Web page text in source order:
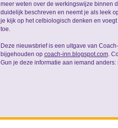
meer weten over de werkingswijze binnen
duidelijk beschreven en neemt je als leek
je kijk op het celbiologisch denken en
toe.
Deze nieuwsbrief is een uitgave van
bijgehouden op coach-inn.blogspot.com.
Gun je deze informatie aan iemand anders: